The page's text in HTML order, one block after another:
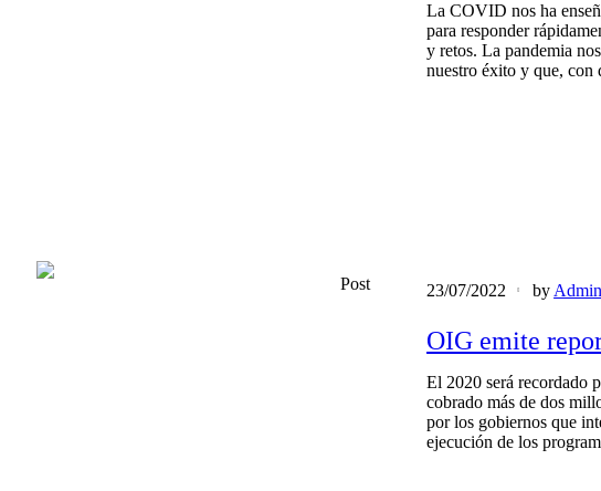
La COVID nos ha
para responder
y retos. La pandemia
nuestro éxito y que, con
Post 23/07/2022 by
OIG emite
El 2020 será recordado
cobrado más de dos
por los gobiernos que
ejecución de los